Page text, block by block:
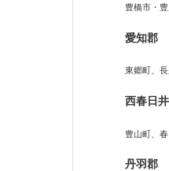
豊橋市・
愛知郡
東郷町、長
西春日
豊山町、
丹羽郡